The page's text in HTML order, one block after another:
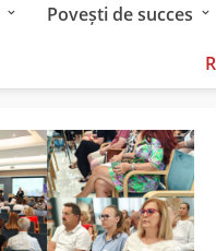
Povești de succes